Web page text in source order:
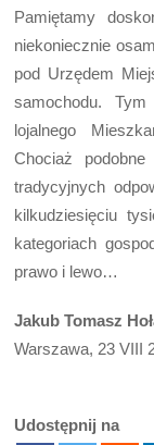
Pamiętamy
niekoniecznie
pod Urzędem
samochodu.
lojalnego
Chociaż
tradycyjnych
kilkudziesięciu
kategoriach
prawo i lewo…
Jakub Tomasz
Warszawa, 23 VIII
Udostępnij na